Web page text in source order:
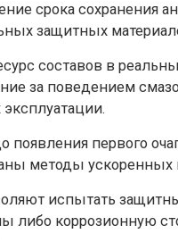
срока сохранения
защитных
составов в
за поведением
эксплуатации.
появления первого
методы
испытать
либо коррозионную